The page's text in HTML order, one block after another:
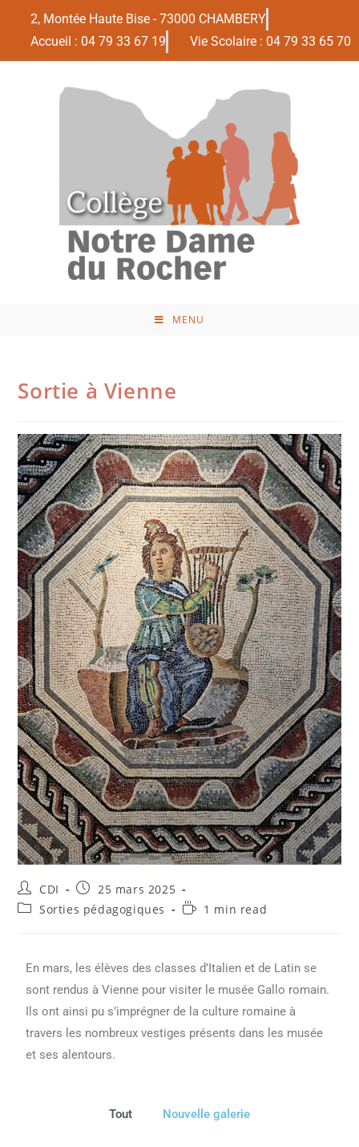
2, Montée Haute Bise - 73000 CHAMBERY
Accueil : 04 79 33 67 19
Vie Scolaire : 04 79 33 65 70
MENU
Sortie à Vienne
CDI
25 mars 2025
Sorties pédagogiques
1 min read
En mars, les élèves des classes d’Italien et de Latin se
sont rendus à Vienne pour visiter le musée Gallo romain.
Ils ont ainsi pu s’imprégner de la culture romaine à
travers les nombreux vestiges présents dans les musée
et ses alentours.
Tout Nouvelle galerie